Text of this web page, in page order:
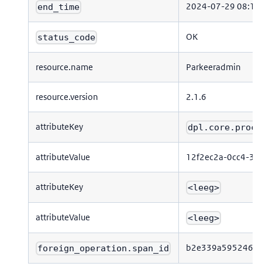
end_time 2024-07-29
status_code OK
resource.name Parkeeradmin
resource.version 2.1.6
attributeKey
attributeValue 12f2ec2a-0cc4-
attributeKey <leeg>
attributeValue <leeg>
foreign_operation.span_id